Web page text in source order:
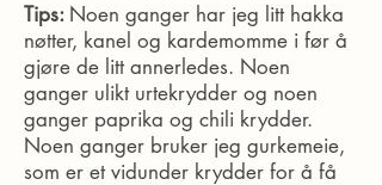
Tips: Noen ganger har jeg litt hakka
nøtter, kanel og kardemomme i før å
gjøre de litt annerledes. Noen
ganger ulikt urtekrydder og noen
ganger paprika og chili krydder.
Noen ganger bruker jeg gurkemeie,
som er et vidunder krydder for å få